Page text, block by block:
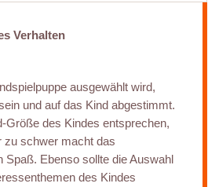
Verhalten
ausgewählt wird,
und auf das Kind abgestimmt.
Größe des Kindes entsprechen,
zu schwer macht das
Spaß. Ebenso sollte die Auswahl
des Kindes